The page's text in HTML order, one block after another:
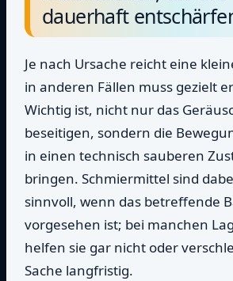
dauerhaft
Je nach Ursache reicht eine
in anderen Fällen muss gezielt
Wichtig ist, nicht nur das
beseitigen, sondern die
in einen technisch sauberen
bringen. Schmiermittel sind
sinnvoll, wenn das betreffende
vorgesehen ist; bei manchen
helfen sie gar nicht oder
Sache langfristig.